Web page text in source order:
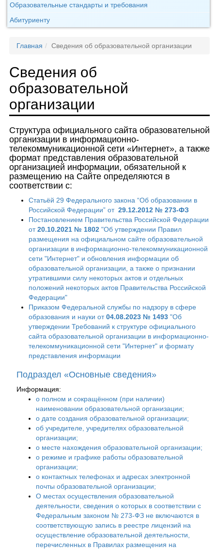
Образовательные стандарты и требования
Абитуриенту
Главная Сведения об образовательной организации
Сведения об
образовательной
организации
Структура официального сайта образовательной
организации в информационно-
телекоммуникационной сети «Интернет», а также
формат представления образовательной
организацией информации, обязательной к
размещению на Сайте определяются в
соответствии с:
Статьёй 29 Федерального закона “Об образовании в
Российской Федерации” от 29.12.2012 № 273-ФЗ
Постановлением Правительства Российской Федерации
от20.10.2021 № 1802 "Об утверждении Правил
размещения на официальном сайте образовательной
организации в информационно-телекоммуникационной
сети "Интернет" и обновления информации об
образовательной организации, а также о признании
утратившими силу некоторых актов и отдельных
положений некоторых актов Правительства Российской
Федерации"
Приказом Федеральной службы по надзору в сфере
образования и науки от04.08.2023 № 1493 "Об
утверждении Требований к структуре официального
сайта образовательной организации в информационно-
телекоммуникационной сети "Интернет" и формату
представления информации
Подраздел «Основные сведения»
Информация:
о полном и сокращённом (при наличии)
наименовании образовательной организации;
о дате создания образовательной организации;
об учредителе, учредителях образовательной
организации;
о месте нахождения образовательной организации;
о режиме и графике работы образовательной
организации;
о контактных телефонах и адресах электронной
почты образовательной организации;
О местах осуществления образовательной
деятельности, сведения о которых в соответствии с
Федеральным законом № 273-ФЗ не включаются в
соответствующую запись в реестре лицензий на
осуществление образовательной деятельности,
перечисленных в Правилах размещения на